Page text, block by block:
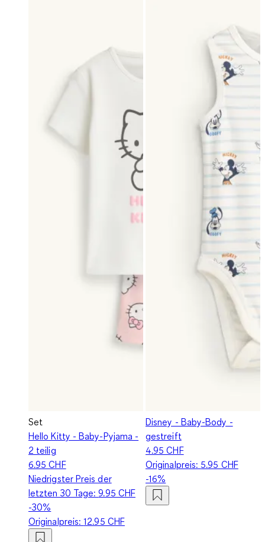
Set
Hello Kitty - Baby-Pyjama -
2 teilig
6.95 CHF
Niedrigster Preis der
letzten 30 Tage:9.95 CHF
-30%
Originalpreis:12.95 CHF
Disney - Baby-Body -
gestreift
4.95 CHF
Originalpreis: 5.95 CHF
-16%